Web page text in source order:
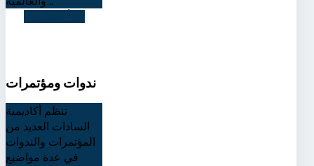
ندوات ومؤتمرات
تنظم أكاديمية
السادات العديد من
المؤتمرات والندوات
في عدة مواضيع